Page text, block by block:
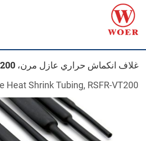
غلاف انكماش حراري عازل مرن، RSFR-VT200
Heat Shrink Tubing, RSFR-VT200